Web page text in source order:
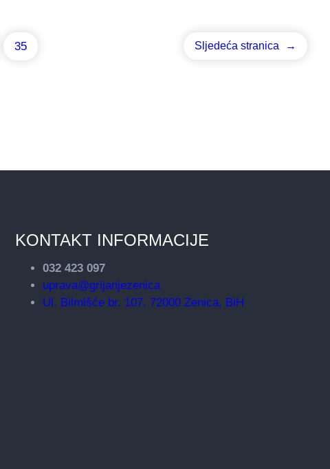
35 Sljedeća stranica →
KONTAKT INFORMACIJE
032 423 097
uprava@grijanjezenica
Ul. Bilmišće br. 107, 72000 Zenica, BiH